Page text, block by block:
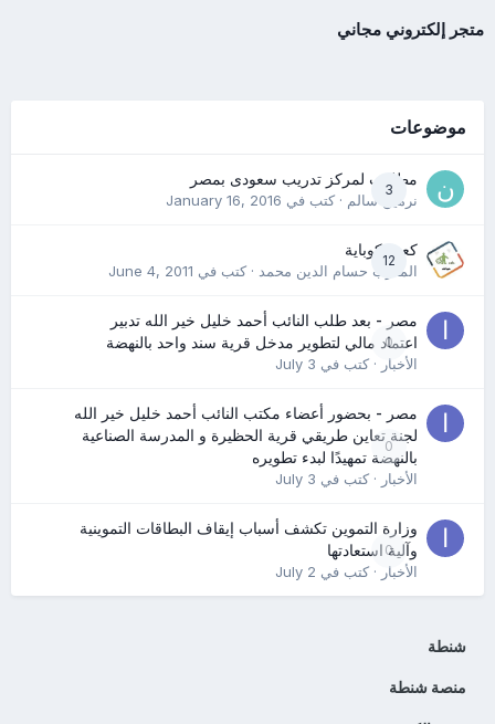
متجر إلكتروني مجاني
موضوعات
3
مطلوب لمركز تدريب سعودى بمصر
نرمين سالم· كتب في January 16, 2016
12
كعب كوباية
المدرب حسام الدين محمد· كتب في June 4, 2011
0
مصر - بعد طلب النائب أحمد خليل خير الله تدبير
اعتماد مالي لتطوير مدخل قرية سند واحد بالنهضة
الأخبار· كتب في July 3
0
مصر - بحضور أعضاء مكتب النائب أحمد خليل خير الله
لجنة تعاين طريقي قرية الحظيرة و المدرسة الصناعية
بالنهضة تمهيدًا لبدء تطويره
الأخبار· كتب في July 3
0
وزارة التموين تكشف أسباب إيقاف البطاقات التموينية
وآلية استعادتها
الأخبار· كتب في July 2
شنطة
منصة شنطة